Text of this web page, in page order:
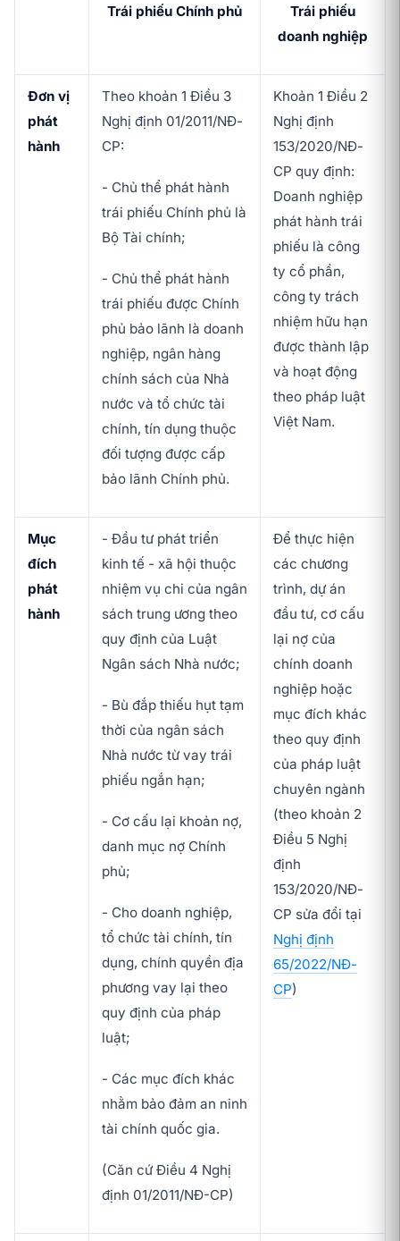
Trái phiếu Chính phủ
Trái phiếu
doanh nghiệp
Đơn vị
phát
hành
Theo khoản 1 Điều 3
Nghị định 01/2011/NĐ-
CP:
- Chủ thể phát hành
trái phiếu Chính phủ là
Bộ Tài chính;
- Chủ thể phát hành
trái phiếu được Chính
phủ bảo lãnh là doanh
nghiệp, ngân hàng
chính sách của Nhà
nước và tổ chức tài
chính, tín dụng thuộc
đối tượng được cấp
bảo lãnh Chính phủ.
Khoản 1 Điều 2
Nghị định
153/2020/NĐ-
CP quy định:
Doanh nghiệp
phát hành trái
phiếu là công
ty cổ phần,
công ty trách
nhiệm hữu hạn
được thành lập
và hoạt động
theo pháp luật
Việt Nam.
Mục
đích
phát
hành
- Đầu tư phát triển
kinh tế - xã hội thuộc
nhiệm vụ chi của ngân
sách trung ương theo
quy định của Luật
Ngân sách Nhà nước;
- Bù đắp thiếu hụt tạm
thời của ngân sách
Nhà nước từ vay trái
phiếu ngắn hạn;
- Cơ cấu lại khoản nợ,
danh mục nợ Chính
phủ;
- Cho doanh nghiệp,
tổ chức tài chính, tín
dụng, chính quyền địa
phương vay lại theo
quy định của pháp
luật;
- Các mục đích khác
nhằm bảo đảm an ninh
tài chính quốc gia.
(Căn cứ Điều 4 Nghị
định 01/2011/NĐ-CP)
Để thực hiện
các chương
trình, dự án
đầu tư, cơ cấu
lại nợ của
chính doanh
nghiệp hoặc
mục đích khác
theo quy định
của pháp luật
chuyên ngành
(theo khoản 2
Điều 5 Nghị
định
153/2020/NĐ-
CP sửa đổi tại
Nghị định
65/2022/NĐ-
CP)